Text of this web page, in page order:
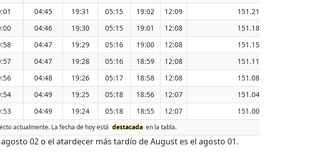
04:45 19:31 05:15 19:02 12:09
151.21
04:46 19:30 05:15 19:01 12:08
151.18
04:47 19:29 05:16 19:00 12:08
151.15
04:47 19:28 05:16 18:59 12:08
151.11
04:48 19:26 05:17 18:58 12:08
151.08
04:49 19:25 05:18 18:56 12:07
151.04
04:49 19:24 05:18 18:55 12:07 151.00
actualmente. La fecha de hoy está destacada en la tabla.
02 o el atardecer más tardío de August es el agosto 01.